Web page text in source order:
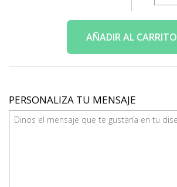
AÑADIRAL CARRITO
PERSONALIZA TU MENSAJE